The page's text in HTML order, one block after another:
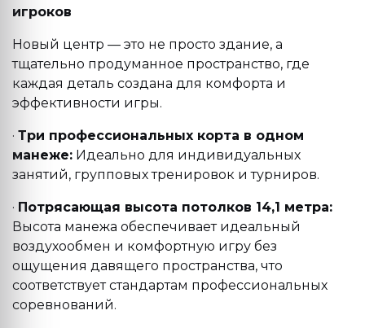
игроков
Новый центр — это не просто здание, а
тщательно продуманное пространство, где
каждая деталь создана для комфорта и
эффективности игры.
· Три профессиональных корта в одном
манеже: Идеально для индивидуальных
занятий, групповых тренировок и турниров.
· Потрясающая высота потолков 14,1 метра:
Высота манежа обеспечивает идеальный
воздухообмен и комфортную игру без
ощущения давящего пространства, что
соответствует стандартам профессиональных
соревнований.